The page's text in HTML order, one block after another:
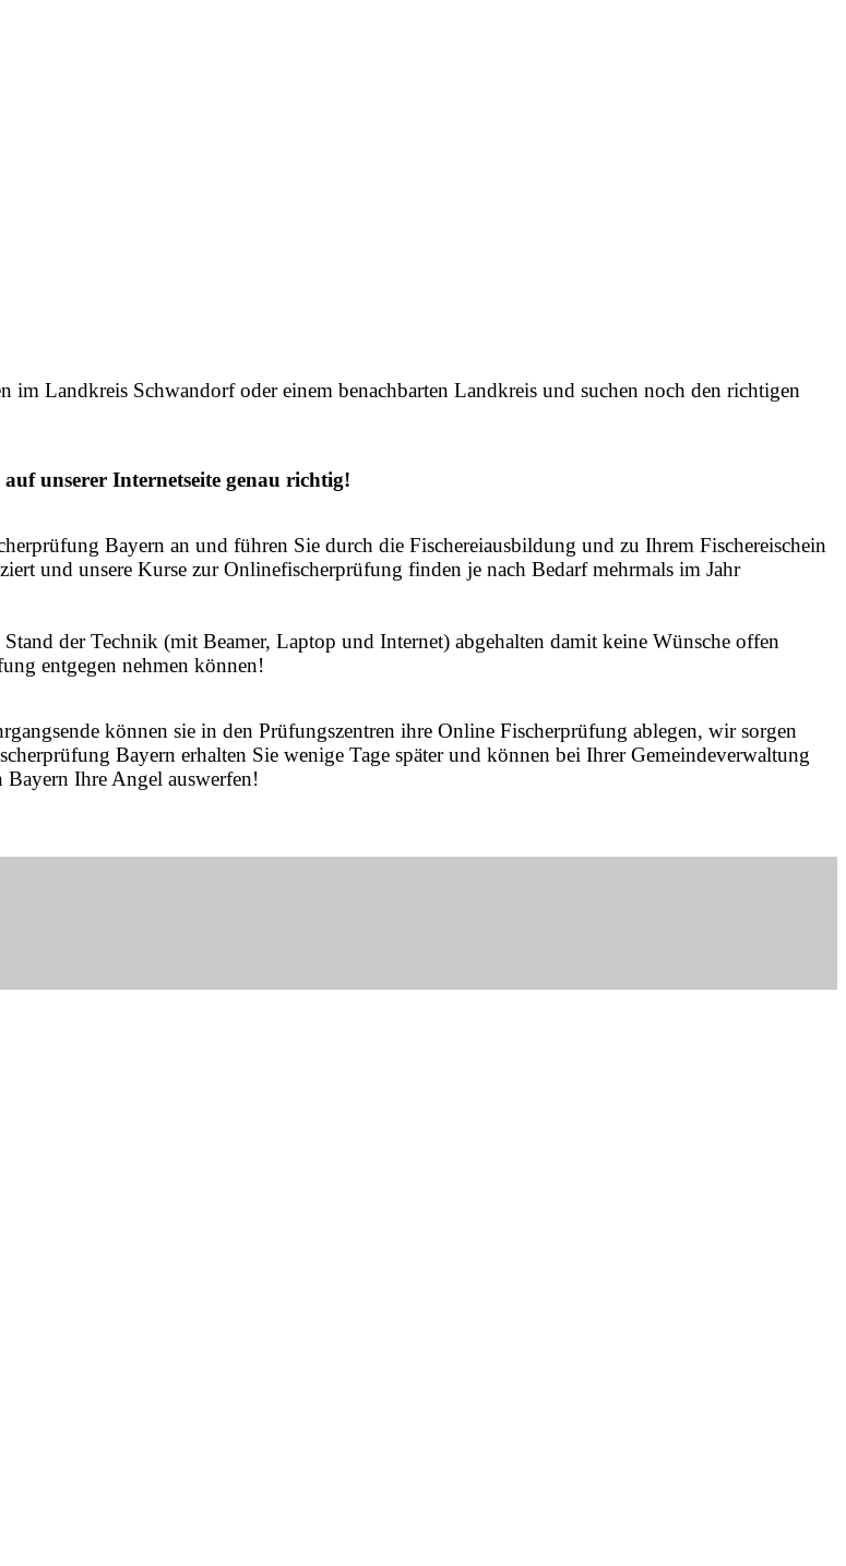
Landkreis Schwandorf oder einem benachbarten Landkreis und suchen noch den richtigen
unserer Internetseite genau richtig!
Bayern an und führen Sie durch die Fischereiausbildung und zu Ihrem Fischereischein
und unsere Kurse zur Onlinefischerprüfung finden je nach Bedarf mehrmals im Jahr
der Technik (mit Beamer, Laptop und Internet) abgehalten damit keine Wünsche offen
entgegen nehmen können!
können sie in den Prüfungszentren ihre Online Fischerprüfung ablegen, wir sorgen
Bayern erhalten Sie wenige Tage später und können bei Ihrer Gemeindeverwaltung
Bayern Ihre Angel auswerfen!